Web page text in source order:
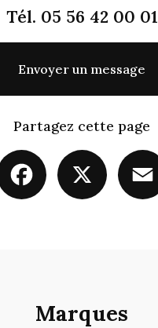
Tél. 05 56 42 00 01
Envoyer un message
Partagez cette page
Facebook
Marques